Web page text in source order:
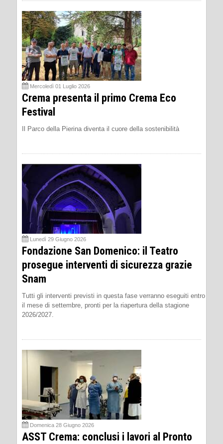
Mercoledì 01 Luglio 2026
Crema presenta il primo Crema Eco
Festival
Il Parco della Pierina diventa il cuore della sostenibilità
Lunedì 29 Giugno 2026
Fondazione San Domenico: il Teatro
prosegue interventi di sicurezza grazie
Snam
Tutti gli interventi previsti in questa fase verranno eseguiti entro
il mese di settembre, pronti per la riapertura della stagione
2026/2027.
Domenica 28 Giugno 2026
ASST Crema: conclusi i lavori al Pronto